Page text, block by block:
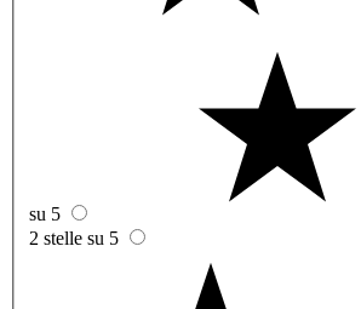
su 5
2 stelle su 5